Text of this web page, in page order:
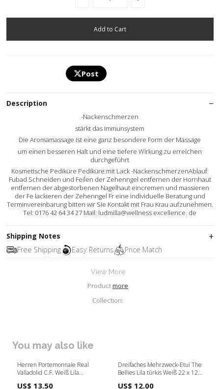
Post
Description
-Nackenschmerzen
stärkt das Immunsystem
Die Aromamassage ist eine ganz besondere Form der Massage
um einen besseren Halt und eine tiefere Wirkung zu erreichen
durchgeführt
Kosmetische Pediküre Pediküre:mit Lack -NackenschmerzenAblauf:
Fubad Schneiden und Feilen der Zehenngel entfernen der Hornhaut
entfernen der abgestorbenen Nagelhaut eincremen und massieren
der Fe lackieren der Zehenngel Fr eine individuelle Beratung und
Terminvereinbarung bitten wir Sie Kontakt mit Frau Krau aufzunehmen.
Tel: 0176 42 64 34 27 Mail: ludmilla@wellness excellence. de
Shipping Notes
Free Shipping
Easy Returns Price Match
View More
Productmore
Collection:
You may also like
Herren Portemonnaie Real
Valladolid C.F. Weiß Lila
US$ 13.50
Dreifaches Mehrzweck-Etui The
Bellies Lila türkis Weiß 22 x 12 x
US$ 12.00